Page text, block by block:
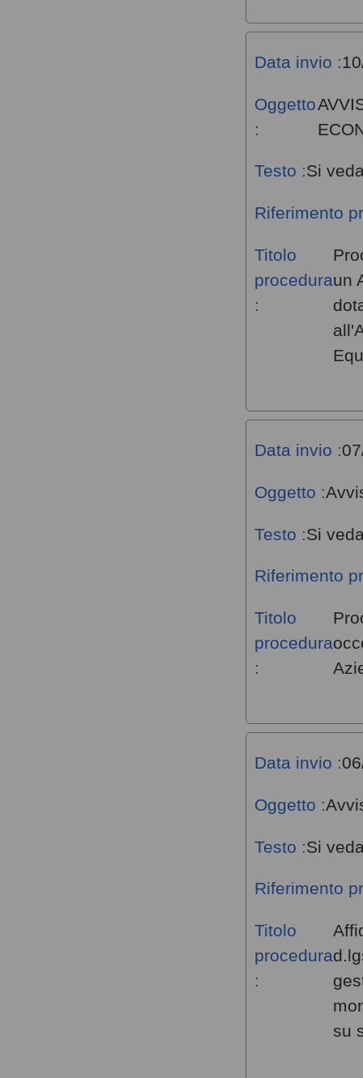
Data invio :
Oggetto
:
Testo :Si
Riferimento
Titolo
procedura
:
un
Data invio :
Oggetto :
Testo :Si
Riferimento
Titolo
procedura
:
Data invio :
Oggetto :
Testo :Si
Riferimento
Titolo
procedura
:
su